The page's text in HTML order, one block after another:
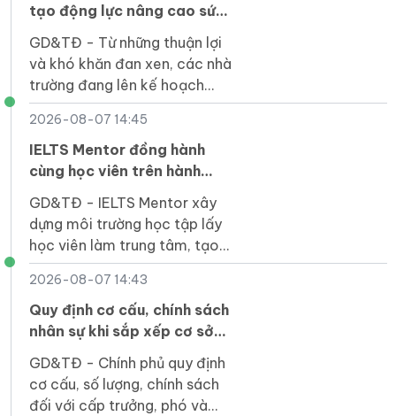
tạo động lực nâng cao sức
khỏe học đường
GD&TĐ - Từ những thuận lợi
và khó khăn đan xen, các nhà
trường đang lên kế hoạch
tiếp tục nhân rộng nhiều mô
hình, cách làm hay về sức
khỏe học đường.
2026-08-07 14:45
IELTS Mentor đồng hành
cùng học viên trên hành
trình phát triển toàn diện
GD&TĐ - IELTS Mentor xây
dựng môi trường học tập lấy
học viên làm trung tâm, tạo
điều kiện để người học phát
triển toàn diện.
2026-08-07 14:43
Quy định cơ cấu, chính sách
nhân sự khi sắp xếp cơ sở
giáo dục công lập
GD&TĐ - Chính phủ quy định
cơ cấu, số lượng, chính sách
đối với cấp trưởng, phó và